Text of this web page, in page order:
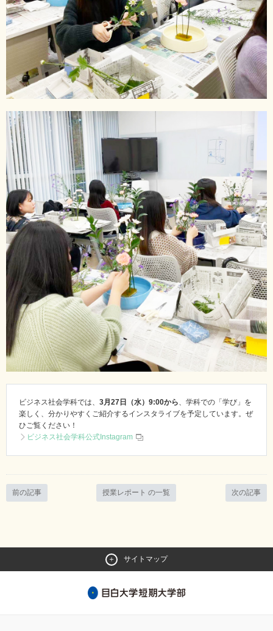
ビジネス社会学科では、 3月27日（水）9:00から、学科での「学び」を
楽しく、分かりやすくご紹介するインスタライブを予定しています。ぜ
ひご覧ください！
ビジネス社会学科公式Instagram
前の記事 授業レポート の一覧 次の記事
サイトマップ